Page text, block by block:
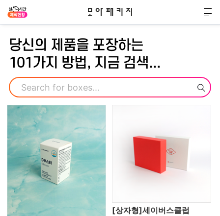
모아패키지
메
당신의 제품을 포장하는
101가지 방법, 지금 검색...
검색
[상자형]세이버스클럽